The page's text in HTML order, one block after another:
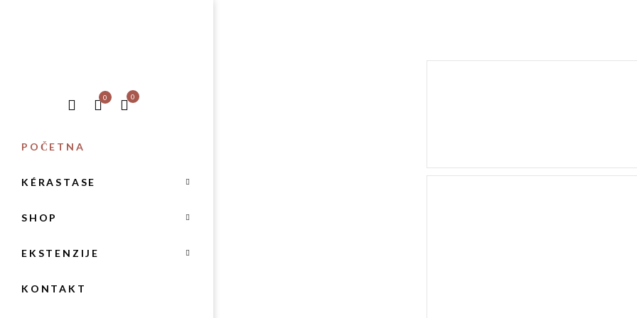
0 0
POČETNA
KÉRASTASE
SHOP
EKSTENZIJE
KONTAKT